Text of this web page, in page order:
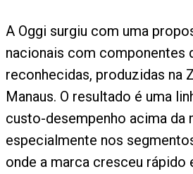
A Oggi surgiu com uma
nacionais com componentes
reconhecidas, produzidas na
Manaus. O resultado é uma
custo-desempenho acima da
especialmente nos
onde a marca cresceu rápido